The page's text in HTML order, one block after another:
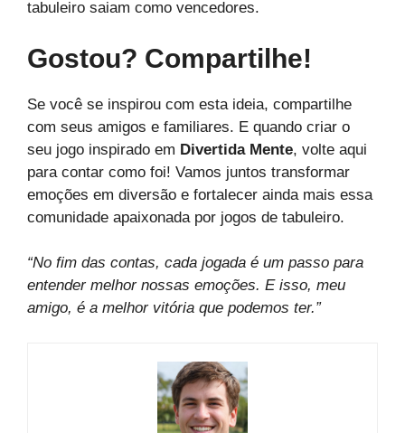
tabuleiro saiam como vencedores.
Gostou? Compartilhe!
Se você se inspirou com esta ideia, compartilhe
com seus amigos e familiares. E quando criar o
seu jogo inspirado em Divertida Mente, volte aqui
para contar como foi! Vamos juntos transformar
emoções em diversão e fortalecer ainda mais essa
comunidade apaixonada por jogos de tabuleiro.
“No fim das contas, cada jogada é um passo para
entender melhor nossas emoções. E isso, meu
amigo, é a melhor vitória que podemos ter.”